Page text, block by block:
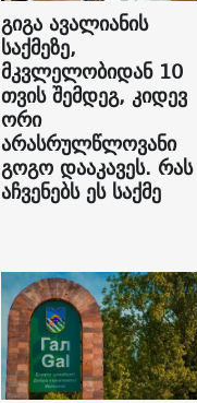
გიგა ავალიანის
საქმეზე,
მკვლელობიდან 10
თვის შემდეგ, კიდევ
ორი
არასრულწლოვანი
გოგო დააკავეს. რას
აჩვენებს ეს საქმე